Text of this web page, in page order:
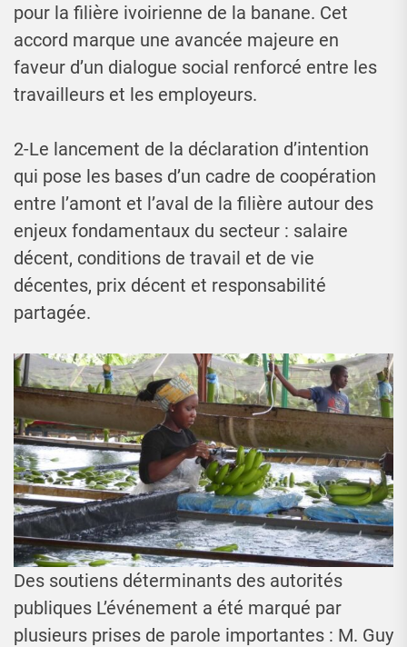
pour la filière ivoirienne de la banane. Cet
accord marque une avancée majeure en
faveur d’un dialogue social renforcé entre les
travailleurs et les employeurs.
2-Le lancement de la déclaration d’intention
qui pose les bases d’un cadre de coopération
entre l’amont et l’aval de la filière autour des
enjeux fondamentaux du secteur : salaire
décent, conditions de travail et de vie
décentes, prix décent et responsabilité
partagée.
Des soutiens déterminants des autorités
publiques L’événement a été marqué par
plusieurs prises de parole importantes : M. Guy